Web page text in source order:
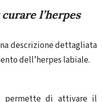
l’herpes
descrizione dettagliata
dell’herpes labiale.
permette di attivare il